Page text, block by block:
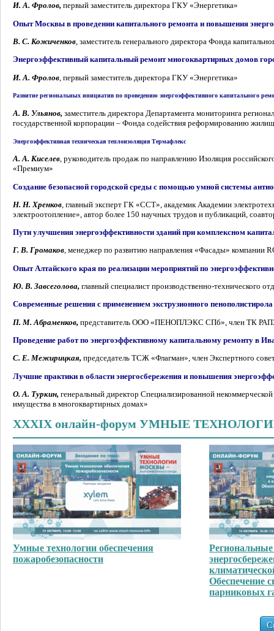
И. А. Фролов, первый заместитель директора ГКУ «Энергетика»
Опыт Москвы в проведении капитального ремонта и повышения
В. С. Кожиченков, заместитель генерального директора Фонда
Энергоэффективный капитальный ремонт многоквартирных домов
И. А. Фролов , первый заместитель директора ГКУ «Энергетика»
Развитие региональных инициатив по проведению энергоэффективного капитального
А. В. Ульянов, заместитель директора Департамента мониторинга
государственной корпорации – Фонда содействия реформированию
Энергоэффективная техническая теплоизоляция Термафлекс
А. А. Киселев, руководитель продаж по направлению Изоляция
«Премиум»
Создание безопасной городской среды с помощью умной системы
Н. Н. Хренков , главный эксперт ГК «ССТ», академик Академии
электроотопление», автор более 150 научных трудов и публикаций,
Пути улучшения энергоэффективности зданий при комплексном
Г. В. Громаков, менеджер по развитию направления «Фасады» компании
Опыт Алтайского края по реализации мероприятий по
Ю. В. Завсеголова, главный специалист производственно-технического
Современные решения с применением экструзионного
П. М. Абраменков, представитель ООО «ПЕНОПЛЭКС СПб», член ТК
Проведение работ по энергоэффективному капитальному ремонту в
С. Е. Межирицкая, председатель ТСЖ «Флагман», член Экспертного
Лучшие практики в области энергосбережения и повышения
О. А. Туркин, генеральный директор Специализированной
имущества в многоквартирных домах»
XXXIX онлайн-форум УМНЫЕ
Умные технологии обеспечения
пожаробезопасности
Обеспечение
парниковых